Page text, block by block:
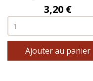
Prix
3,20 €
Ajouter au panier